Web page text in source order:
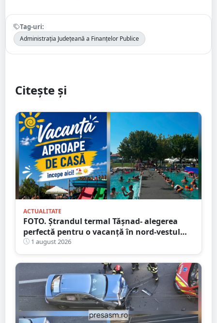
Tag-uri:
Administrația Județeană a Finanțelor Publice
Citește și
ACTUALITATE
FOTO. Ștrandul termal Tășnad- alegerea
perfectă pentru o vacanță în nord-vestul
României
1 august 2026